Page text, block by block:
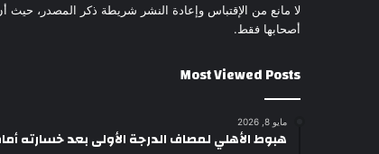
لا مانع من الإقتباس وإعادة النشر شريطة ذكر المصدر، حيث أن
أصحابها فقط.
Most Viewed Posts
مايو 8, 2026
هبوط الأهلي لمصاف الدرجة الأولى بعد خسارته